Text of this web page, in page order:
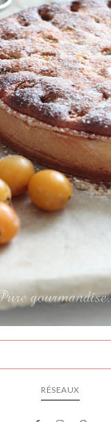
RÉSEAUX